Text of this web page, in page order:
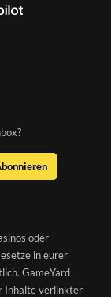
oder
in eurer
GameYard
Inhalte verlinkter